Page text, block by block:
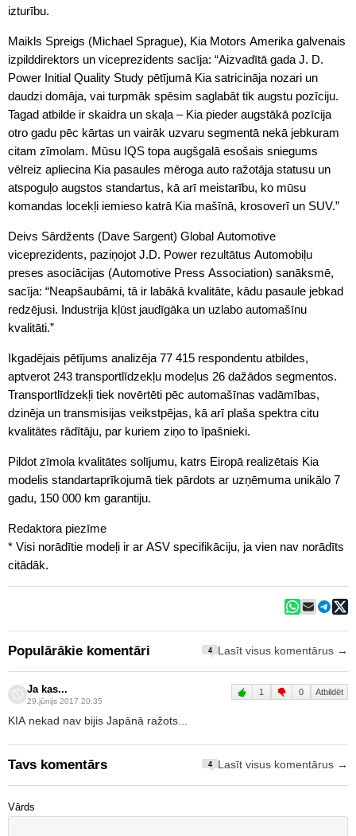
izturību.
Maikls Spreigs (Michael Sprague), Kia Motors Amerika galvenais
izpilddirektors un viceprezidents sacīja: “Aizvadītā gada J. D.
Power Initial Quality Study pētījumā Kia satricināja nozari un
daudzi domāja, vai turpmāk spēsim saglabāt tik augstu pozīciju.
Tagad atbilde ir skaidra un skaļa – Kia pieder augstākā pozīcija
otro gadu pēc kārtas un vairāk uzvaru segmentā nekā jebkuram
citam zīmolam. Mūsu IQS topa augšgalā esošais sniegums
vēlreiz apliecina Kia pasaules mēroga auto ražotāja statusu un
atspoguļo augstos standartus, kā arī meistarību, ko mūsu
komandas locekļi iemieso katrā Kia mašīnā, krosoverī un SUV.”
Deivs Sārdžents (Dave Sargent) Global Automotive
viceprezidents, paziņojot J.D. Power rezultātus Automobiļu
preses asociācijas (Automotive Press Association) sanāksmē,
sacīja: “Neapšaubāmi, tā ir labākā kvalitāte, kādu pasaule jebkad
redzējusi. Industrija kļūst jaudīgāka un uzlabo automašīnu
kvalitāti.”
Ikgadējais pētījums analizēja 77 415 respondentu atbildes,
aptverot 243 transportlīdzekļu modeļus 26 dažādos segmentos.
Transportlīdzekļi tiek novērtēti pēc automašīnas vadāmības,
dzinēja un transmisijas veikstpējas, kā arī plaša spektra citu
kvalitātes rādītāju, par kuriem ziņo to īpašnieki.
Pildot zīmola kvalitātes solījumu, katrs Eiropā realizētais Kia
modelis standartaprīkojumā tiek pārdots ar uzņēmuma unikālo 7
gadu, 150 000 km garantiju.
Redaktora piezīme
* Visi norādītie modeļi ir ar ASV specifikāciju, ja vien nav norādīts
citādāk.
Populārākie komentāri 4 Lasīt visus komentārus →
Ja kas...
29.jūnijs 2017 20:35
1 0 Atbildēt
KIA nekad nav bijis Japānā ražots...
Tavs komentārs 4 Lasīt visus komentārus →
Vārds